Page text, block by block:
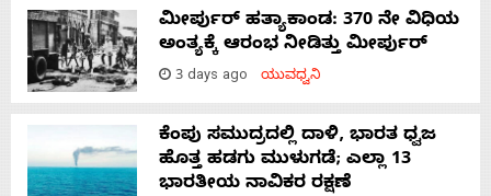
ಮೀರ್ಪುರ್ ಹತ್ಯಾಕಾಂಡ: 370 ನೇ ವಿಧಿಯ
ಅಂತ್ಯಕ್ಕೆ ಆರಂಭ ನೀಡಿತ್ತು ಮೀರ್ಪುರ್
3 days ago ಯುವಧ್ವನಿ
ಕೆಂಪು ಸಮುದ್ರದಲ್ಲಿ ದಾಳಿ, ಭಾರತ ಧ್ವಜ
ಹೊತ್ತ ಹಡಗು ಮುಳುಗಡೆ; ಎಲ್ಲಾ 13
ಭಾರತೀಯ ನಾವಿಕರ ರಕ್ಷಣೆ